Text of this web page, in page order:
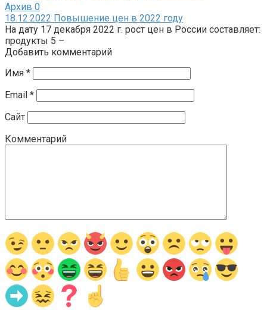
Архив 0
18.12.2022 Повышение цен в 2022 году
На дату 17 декабря 2022 г. рост цен в России составляет:
продукты 5 –
Добавить комментарий
Имя *
Email *
Сайт
Комментарий